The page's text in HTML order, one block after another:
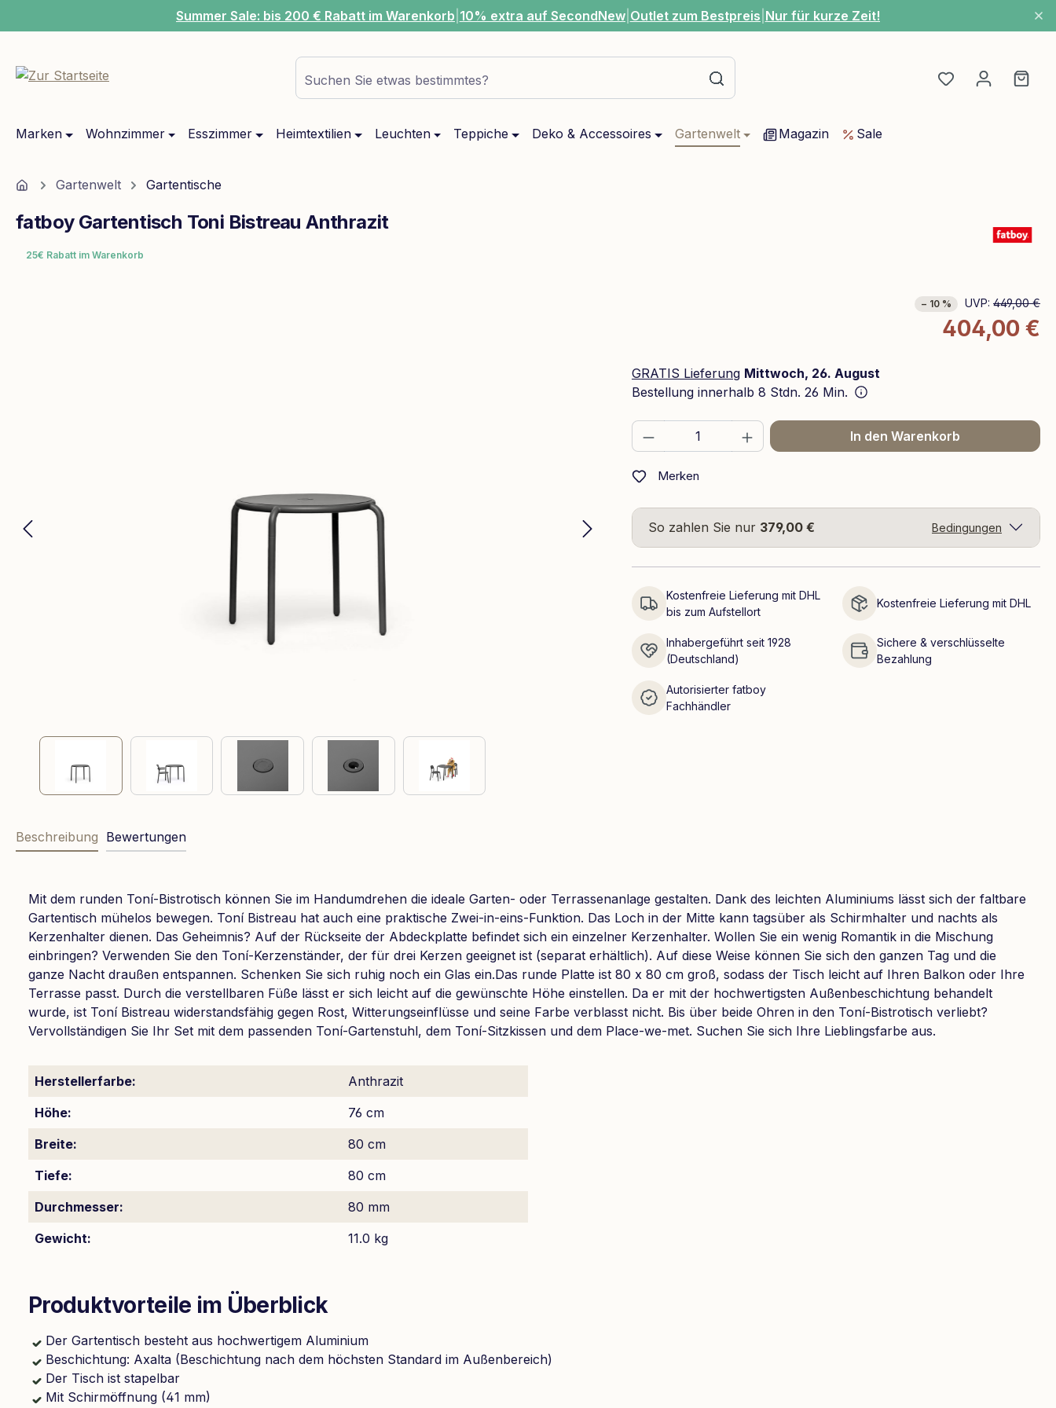
Zur Hauptnavigation springenSummer Sale: bis 200 € Rabatt im Warenkorb 10% extra auf SecondNew Outlet zum Bestpreis Nur für kurze Zeit!
Suchen Sie etwas bestimmtes? Du hast 0
Marken Wohnzimmer Esszimmer Heimtextilien Leuchten Teppiche Deko & Accessoires Gartenwelt Magazin Sale
HomeGartenwelt Gartentische
fatboy Gartentisch Toni Bistreau Anthrazit
25€ Rabatt im Warenkorb
− 10 % UVP: 449,00 €
404,00 €
GRATIS Lieferung Mittwoch, 26. August
Bestellung innerhalb 8 Stdn. 26 Min.
Produkt Anzahl: Gib den gewünschten Wert
In den Warenkorb
Merken
So zahlen Sie nur 379,00 € Bedingungen
Kostenfreie Lieferung mit DHL
bis zum Aufstellort
Kostenfreie Lieferung mit DHL
Inhabergeführt seit 1928
(Deutschland)
Sichere & verschlüsselte
Bezahlung
Autorisierter fatboy
Fachhändler
Beschreibung Bewertungen
Mit dem runden Toní-Bistrotisch können Sie im Handumdrehen die ideale Garten- oder Terrassenanlage gestalten. Dank des leichten Aluminiums lässt sich der faltbare
Gartentisch mühelos bewegen. Toní Bistreau hat auch eine praktische Zwei-in-eins-Funktion. Das Loch in der Mitte kann tagsüber als Schirmhalter und nachts als
Kerzenhalter dienen. Das Geheimnis? Auf der Rückseite der Abdeckplatte befindet sich ein einzelner Kerzenhalter. Wollen Sie ein wenig Romantik in die Mischung
einbringen? Verwenden Sie den Toní-Kerzenständer, der für drei Kerzen geeignet ist (separat erhältlich). Auf diese Weise können Sie sich den ganzen Tag und die
ganze Nacht draußen entspannen. Schenken Sie sich ruhig noch ein Glas ein.Das runde Platte ist 80 x 80 cm groß, sodass der Tisch leicht auf Ihren Balkon oder Ihre
Terrasse passt. Durch die verstellbaren Füße lässt er sich leicht auf die gewünschte Höhe einstellen. Da er mit der hochwertigsten Außenbeschichtung behandelt
wurde, ist Toní Bistreau widerstandsfähig gegen Rost, Witterungseinflüsse und seine Farbe verblasst nicht. Bis über beide Ohren in den Toní-Bistrotisch verliebt?
Vervollständigen Sie Ihr Set mit dem passenden Toní-Gartenstuhl, dem Toní-Sitzkissen und dem Place-we-met. Suchen Sie sich Ihre Lieblingsfarbe aus.
Herstellerfarbe:
Anthrazit
Höhe:
76 cm
Breite:
80 cm
Tiefe:
80 cm
Durchmesser:
80 mm
Gewicht:
11.0 kg
Produktvorteile im Überblick
Der Gartentisch besteht aus hochwertigem Aluminium
Beschichtung: Axalta (Beschichtung nach dem höchsten Standard im Außenbereich)
Der Tisch ist stapelbar
Mit Schirmöffnung (41 mm)